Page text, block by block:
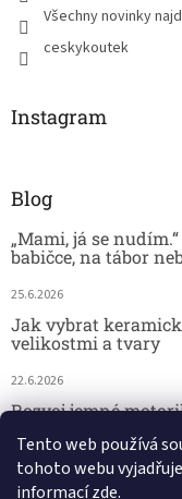
Tento web používá
tohoto webu
informacízde.
Všechny novinky
ceskykoutek
Instagram
Blog
„Mami, já se
babičce, na tábor
25.6.2026
Jak vybrat
velikostmi a tvary
22.6.2026
Rozvoj jemné
18.6.2026